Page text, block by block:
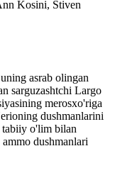
Kosini, Stiven
asrab olingan
sarguzashtchi Largo
merosxo'riga
dushmanlarini
tabiiy o'lim bilan
dushmanlari